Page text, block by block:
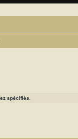
spécifiés.